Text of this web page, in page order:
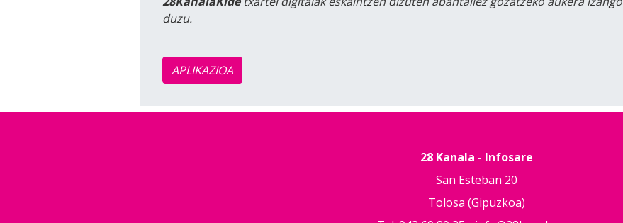
duzu.
APLIKAZIOA
28 Kanala - Infosare
San Esteban 20
Tolosa (Gipuzkoa)